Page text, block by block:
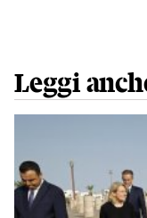
Leggi